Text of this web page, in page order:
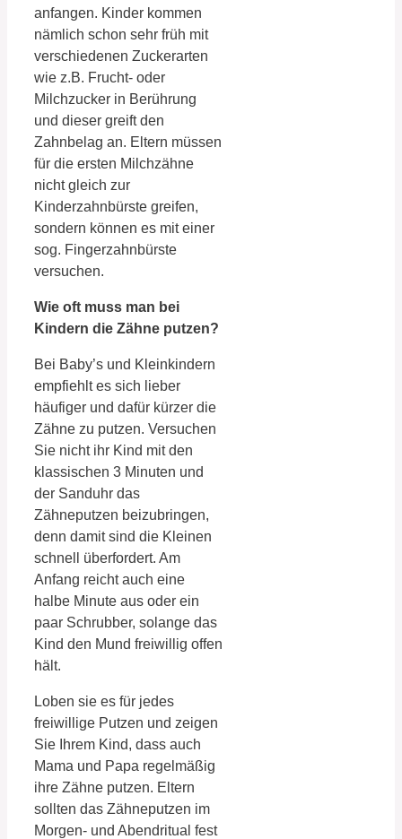
anfangen. Kinder kommen
nämlich schon sehr früh mit
verschiedenen Zuckerarten
wie z.B. Frucht- oder
Milchzucker in Berührung
und dieser greift den
Zahnbelag an. Eltern müssen
für die ersten Milchzähne
nicht gleich zur
Kinderzahnbürste greifen,
sondern können es mit einer
sog. Fingerzahnbürste
versuchen.
Wie oft muss man bei
Kindern die Zähne putzen?
Bei Baby’s und Kleinkindern
empfiehlt es sich lieber
häufiger und dafür kürzer die
Zähne zu putzen. Versuchen
Sie nicht ihr Kind mit den
klassischen 3 Minuten und
der Sanduhr das
Zähneputzen beizubringen,
denn damit sind die Kleinen
schnell überfordert. Am
Anfang reicht auch eine
halbe Minute aus oder ein
paar Schrubber, solange das
Kind den Mund freiwillig offen
hält.
Loben sie es für jedes
freiwillige Putzen und zeigen
Sie Ihrem Kind, dass auch
Mama und Papa regelmäßig
ihre Zähne putzen. Eltern
sollten das Zähneputzen im
Morgen- und Abendritual fest